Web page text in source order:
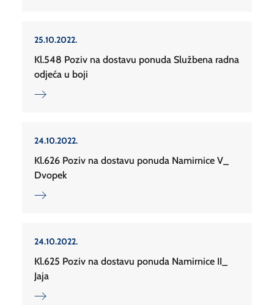
25.10.2022.
Kl.548 Poziv na dostavu ponuda Službena radna
odjeća u boji
24.10.2022.
Kl.626 Poziv na dostavu ponuda Namirnice V_
Dvopek
24.10.2022.
Kl.625 Poziv na dostavu ponuda Namirnice II_
Jaja